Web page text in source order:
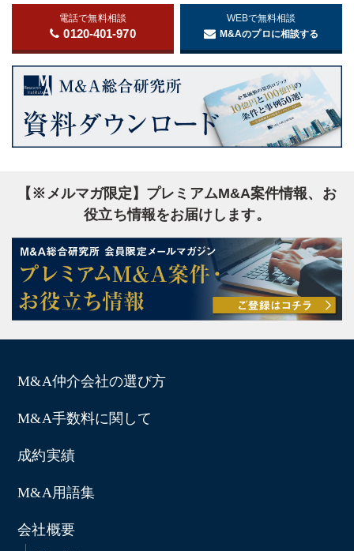
電話で無料相談
0120-401-970
WEBで無料相談
M&Aのプロに相談する
【※メルマガ限定】プレミアムM&A案件情報、お
役立ち情報をお届けします。
M&A仲介会社の選び方
M&A手数料に関して
成約実績
M&A用語集
会社概要